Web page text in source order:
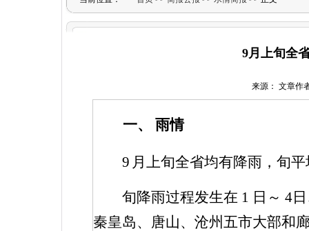
9月上旬全
来源： 文章作
一、 雨情
9 月上旬全省均有降雨，旬
旬降雨过程发生在 1 日 ～ 4
秦皇岛、唐山、沧州五市大部和